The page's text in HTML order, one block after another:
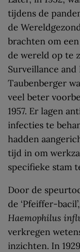
tijdens de
de
brachten om
de wereld op te
Surveillance and
Taubenberger
veel beter
1957. Er lagen
infecties te
hadden
tijd in om
specifieke stam
Door de
de ‘Pfeiffer-
Haemophilus
verkregen
inzichten. In